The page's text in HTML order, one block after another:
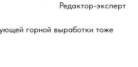
Редактор-эксперт
горной выработки тоже